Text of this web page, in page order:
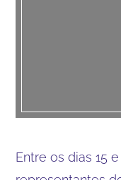
Entre os dias 15